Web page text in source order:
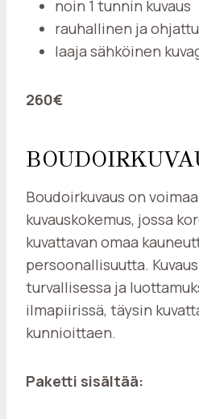
noin 1 tunnin kuvaus
rauhallinen ja
laaja sähköinen
260€
Boudoirkuvaus on
kuvauskokemus, jossa
kuvattavan omaa
persoonallisuutta.
turvallisessa ja
ilmapiirissä, täysin
kunnioittaen.
Paketti sisältää: